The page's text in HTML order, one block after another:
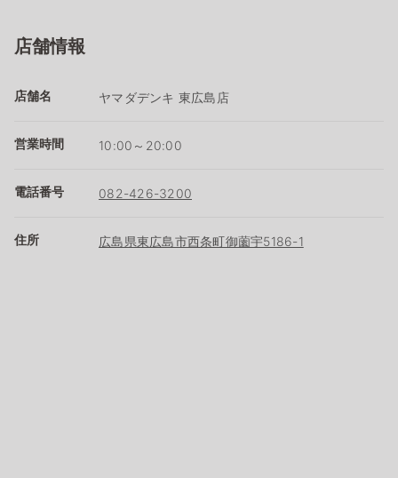
店舗情報
店舗名 ヤマダデンキ 東広島店
営業時間 10:00～20:00
電話番号 082-426-3200
住所 広島県東広島市西条町御薗宇5186-1